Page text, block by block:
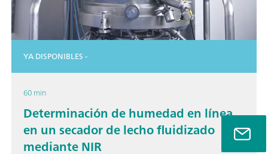
YA DISPONIBLES -
60 min
Determinación de humedad en línea
en un secador de lecho fluidizado
mediante NIR